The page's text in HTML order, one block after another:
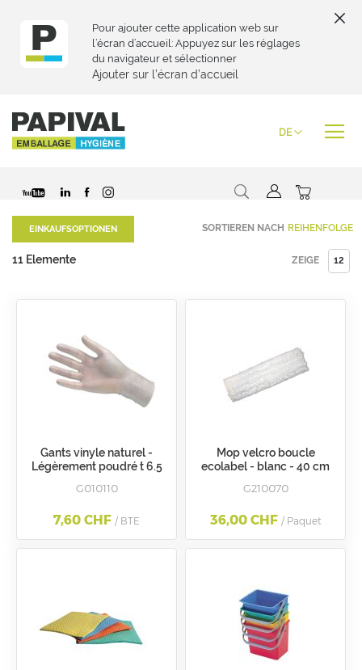
Pour ajouter cette application web sur
l’écran d’accueil: Appuyez sur les réglages
du navigateur et sélectionner
Ajouter sur l’écran d’accueil
Inhalt
springen
Sprache
DE
Suche Mein
11 Elemente ZEIGE
SORTIEREN NACH
Gants vinyle naturel -
Légèrement poudré t 6.5
G010110
7,60 CHF / BTE
Mop velcro boucle
ecolabel - blanc - 40 cm
G210070
36,00 CHF / Paquet
Price
EINKAUFSOPTIONEN